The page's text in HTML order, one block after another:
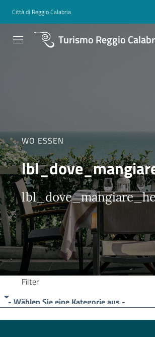
Città di Reggio Calabria
Turismo Reggio
WO ESSEN
Filter
- Wählen Sie eine Kategorie aus -